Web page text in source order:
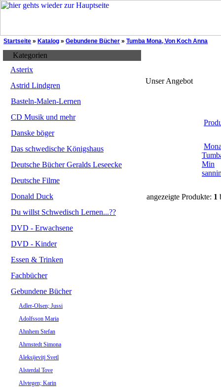
Startseite » Katalog » Gebundene Bücher » Tumba Mona, Von Koch Anna
Kategorien
Asterix
Astrid Lindgren
Basteln-Malen-Lernen
CD Musik und mehr
Danske böger
Das schwedische Königshaus
Deutsche Bücher Geralds Leseecke
Deutsche Filme
Donald Duck
Du willst Schwedisch Lernen...??
DVD - Erwachsene
DVD - Kinder
Essen & Trinken
Fachbücher
Gebundene Bücher
Adler-Olsen; Jussi
Adolfsson Maria
Ahnhem Stefan
Ahrnstedt Simona
Aleksijevitj Svetl
Alsterdal Tove
Alvtegen; Karin
Unser Angebot
Min
angezeigte Produkte: 1